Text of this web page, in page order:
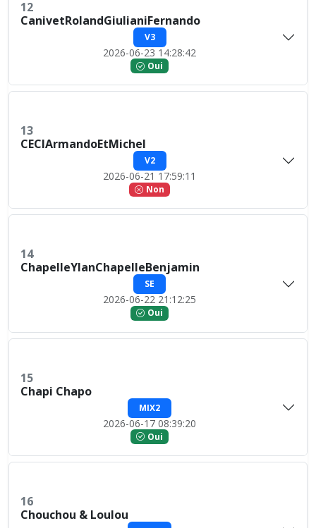
12
CanivetRolandGiulianiFernando
V3
2026-06-23 14:28:42
Oui
13
CECIArmandoEtMichel
V2
2026-06-21 17:59:11
Non
14
ChapelleYlanChapelleBenjamin
SE
2026-06-22 21:12:25
Oui
15
Chapi Chapo
MIX2
2026-06-17 08:39:20
Oui
16
Chouchou & Loulou